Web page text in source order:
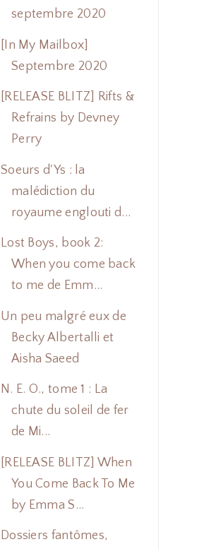
septembre 2020
[In My Mailbox]
Septembre 2020
[RELEASE BLITZ] Rifts &
Refrains by Devney
Perry
Soeurs d'Ys : la
malédiction du
royaume englouti d...
Lost Boys, book 2:
When you come back
to me de Emm...
Un peu malgré eux de
Becky Albertalli et
Aisha Saeed
N. E. O., tome 1 : La
chute du soleil de fer
de Mi...
[RELEASE BLITZ] When
You Come Back To Me
by Emma S...
Dossiers fantômes,